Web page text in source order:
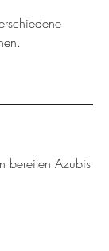
bereiten Azubis